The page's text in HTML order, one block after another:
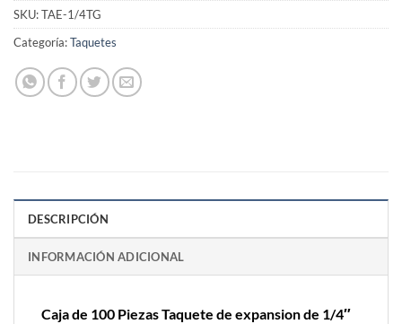
SKU:TAE-1/4TG
Categoría:Taquetes
DESCRIPCIÓN
INFORMACIÓN ADICIONAL
Caja de 100 Piezas Taquete de expansion de 1/4″